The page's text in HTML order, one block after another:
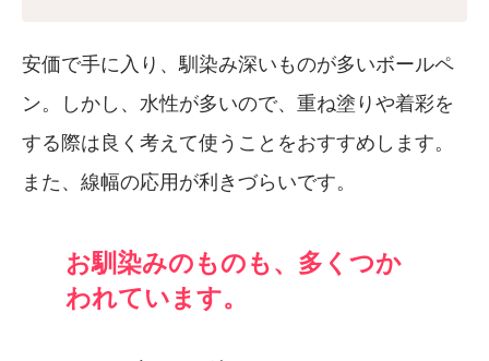
安価で手に入り、馴染み深いものが多いボールペ
ン。しかし、水性が多いので、重ね塗りや着彩を
する際は良く考えて使うことをおすすめします。
また、線幅の応用が利きづらいです。
お馴染みのものも、多くつか
われています。